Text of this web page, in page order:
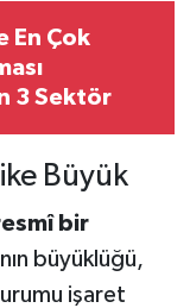
En Çok
3 Sektör
Büyük
bir
büyüklüğü,
işaret